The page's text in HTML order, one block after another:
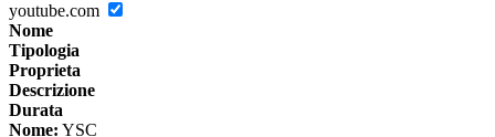
youtube.com
Nome
Tipologia
Proprieta
Descrizione
Durata
Nome: YSC